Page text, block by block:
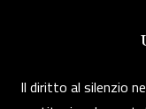
Il diritto al silenzio